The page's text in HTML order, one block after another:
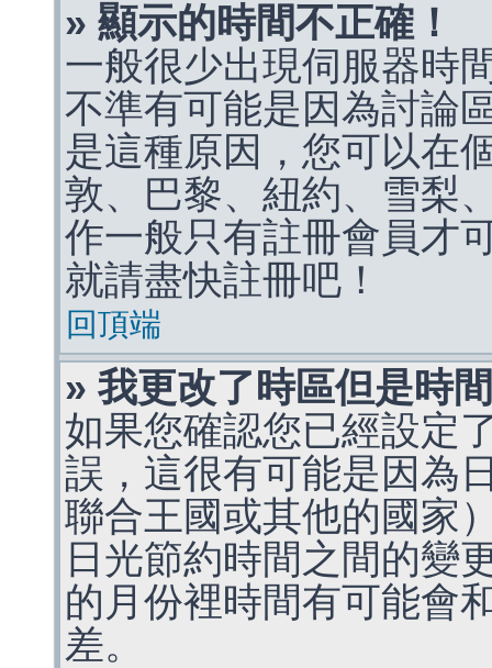
» 顯示的時間不正確！
一般很少出現伺服器時
不準有可能是因為討論
是這種原因，您可以在
敦、巴黎、紐約、雪梨
作一般只有註冊會員才
就請盡快註冊吧！
回頂端
» 我更改了時區但是時
如果您確認您已經設定
誤，這很有可能是因為
聯合王國或其他的國家
日光節約時間之間的變
的月份裡時間有可能會
差。